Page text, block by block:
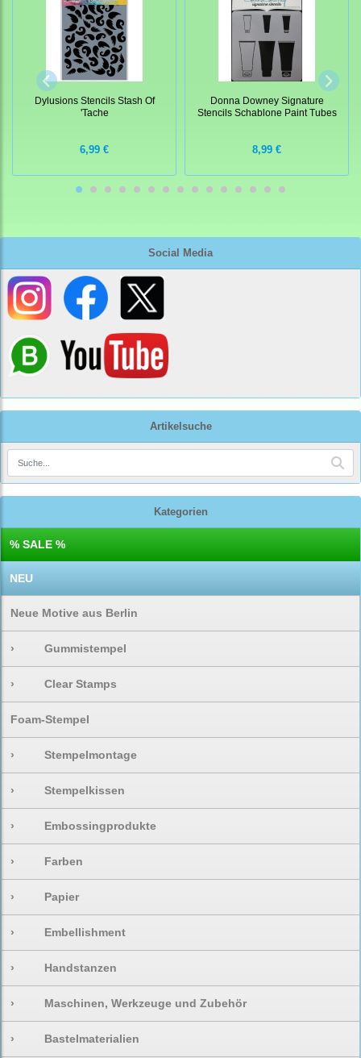
Social Media
Artikelsuche
Kategorien
% SALE %
NEU
Neue Motive aus Berlin
› Gummistempel
› Clear Stamps
Foam-Stempel
› Stempelmontage
› Stempelkissen
› Embossingprodukte
› Farben
› Papier
› Embellishment
› Handstanzen
› Maschinen, Werkzeuge und Zubehör
› Bastelmaterialien
Dylusions Stencils Stash Of
'Tache
6,99 €
Donna Downey Signature
Stencils Schablone Paint Tubes
8,99 €